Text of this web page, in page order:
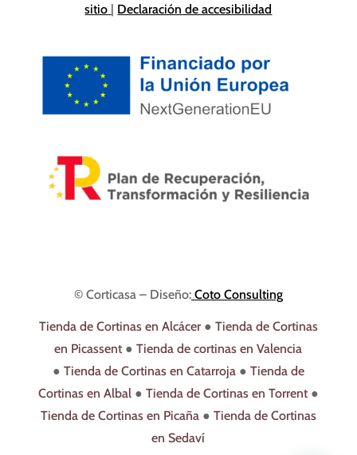
sitio | Declaración de accesibilidad
© Corticasa – Diseño: Coto Consulting
Tienda de Cortinas en Alcácer● Tienda de Cortinas
en Picassent●Tienda de cortinas en Valencia
● Tienda de Cortinas en Catarroja● Tienda de
Cortinas en Albal● Tienda de Cortinas en Torrent●
Tienda de Cortinas en Picaña● Tienda de Cortinas
en Sedaví